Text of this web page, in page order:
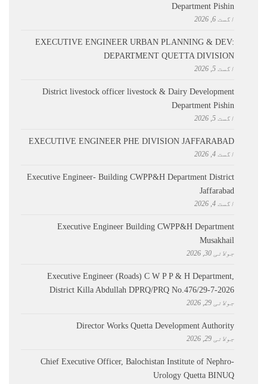
Department Pishin
اگست 6, 2026
EXECUTIVE ENGINEER URBAN PLANNING & DEV:
DEPARTMENT QUETTA DIVISION
اگست 5, 2026
District livestock officer livestock & Dairy Development
Department Pishin
اگست 5, 2026
EXECUTIVE ENGINEER PHE DIVISION JAFFARABAD
اگست 4, 2026
Executive Engineer- Building CWPP&H Department District
Jaffarabad
اگست 4, 2026
Executive Engineer Building CWPP&H Department
Musakhail
جولائی 30, 2026
Executive Engineer (Roads) C W P P & H Department,
District Killa Abdullah ​DPRQ/PRQ No.476/29-7-2026
جولائی 29, 2026
Director Works Quetta Development Authority
جولائی 29, 2026
Chief Executive Officer, Balochistan Institute of Nephro-
Urology Quetta BINUQ